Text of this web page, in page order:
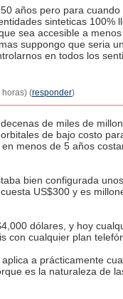
años pero para cuando
sinteticas 100%
sea accesible a
suppongo que seria
en todos los
horas) (responder)
de miles de
de bajo costo
menos de 5 años
bien configurada unos
US$300 y es
dólares, y hoy
con cualquier plan
a prácticamente
es la naturaleza de